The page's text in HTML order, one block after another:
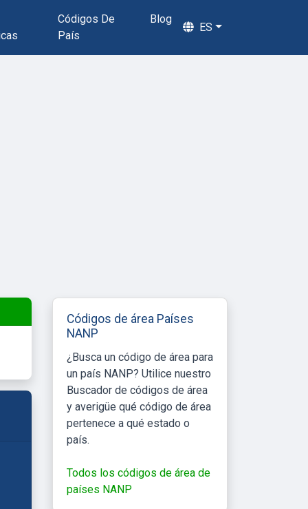
Códigos De
País
Blog
ES
Códigos de área Países
NANP
¿Busca un código de área para
un país NANP? Utilice nuestro
Buscador de códigos de área
y averigüe qué código de área
pertenece a qué estado o
país.
Todos los códigos de área de
países NANP